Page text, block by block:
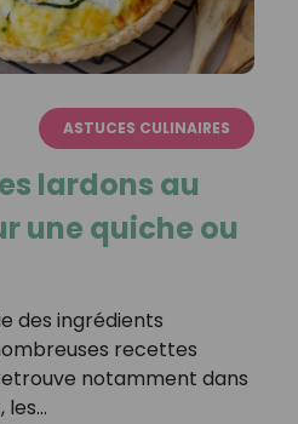
ASTUCES CULINAIRES
lardons au
une quiche ou
des ingrédients
recettes
notamment dans
les…